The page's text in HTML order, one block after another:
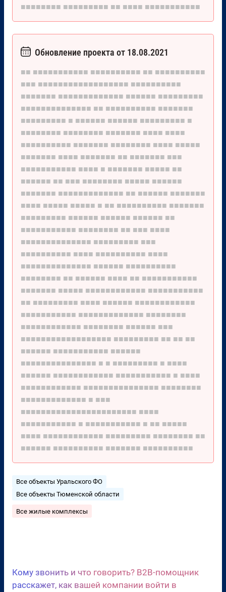
■■■■■■■■ ■■■■■■■■■ ■■ ■■■■ ■■■■■■■■■■■
Обновление проекта от 18.08.2021
■■ ■■■■■■■■■■■ ■■■■■■■■■■ ■■ ■■■■■■■■■■
■■■ ■■■■■■■■■■■■■■■■■■ ■■■■■■■■■■
■■■■■■■ ■■■■■■■■■■■■■ ■■■■■■ ■■■■■■■■■
■■■■■■■■■■■■■■ ■■ ■■■■■■■■■■ ■■■■■■■
■■■■■■■■■ ■ ■■■■■■ ■■■■■■ ■■■■■■■■■ ■
■■■■■■■■ ■■■■■■■■ ■■■■■■■ ■■■■ ■■■■
■■■■■■■■■■ ■■■■■■■ ■■■■■■■■ ■■■■ ■■■■■
■■■■■■■ ■■■■ ■■■■■■■ ■■ ■■■■■■■ ■■■
■■■■■■■■■■■ ■■■■ ■ ■■■■■■■ ■■■■■ ■■
■■■■■■ ■■ ■■■ ■■■■■■■■ ■■■■■ ■■■■■■
■■■■■■■ ■■■■■■■■■■■■■ ■■ ■■■■■■ ■■■■■■■
■■■■ ■■■■■ ■■■■■ ■ ■■ ■■■■■■■■■■ ■■■■■■■
■■■■■■■■■ ■■■■■■ ■■■■■■ ■■■■■■ ■■
■■■■■■■■■■■ ■■■■■■■■ ■■ ■■■ ■■■■
■■■■■■■■■■■■■■ ■■■■■■■■■ ■■■
■■■■■■■■■■ ■■■■ ■■■■■■■■■■ ■■■■
■■■■■■■■■■■■■■ ■■■■■■ ■■■■■■■■■■
■■■■■■■■ ■■ ■■■■■■ ■■■■ ■■ ■■■■■■■■■■■
■■■■■■■ ■■■■■ ■■■■■■■■■■■■ ■■■■■■■■■■■
■■ ■■■■■■■■■ ■■■■ ■■■■■■ ■■■■■■■■■■■■
■■■■■■■■■■■ ■■■■■■■■■■■■■ ■■■■■■■■
■■■■■■■■■■■■ ■■■■■■■■ ■■■■■■ ■■■
■■■■■■■■■■■■■■■■■■ ■■■■■■■■■ ■■ ■■ ■■
■■■■■■ ■■■■■■■■■■■ ■■■■■■
■■■■■■■■■■■■■■■ ■ ■ ■■■■■■■■■ ■ ■■■■
■■■■■■ ■■■■■■■■■■■■ ■■■■■■■■■■■ ■ ■■■■
■■■■■■■■■■■■ ■■■■■■■■■■■■■■■ ■■■■■■■■
■■■■■■■■■■■■■ ■ ■■■
■■■■■■■■■■■■■■■■■■■■■■■ ■■■■
■■■■■■■■■■■ ■ ■■■■■■■■■■■ ■ ■■ ■■■■■
■■■■ ■■■■■■■■■■■■ ■■■■■■■■■ ■■■■■■■■ ■■
■■■■■■ ■■■■■■■■■■ ■■■■■■■ ■■■■■■■■■■
Все объекты Уральского ФО
Все объекты Тюменской области
Все жилые комплексы
Кому звонить и что говорить? B2B-помощник
расскажет, как вашей компании войти в